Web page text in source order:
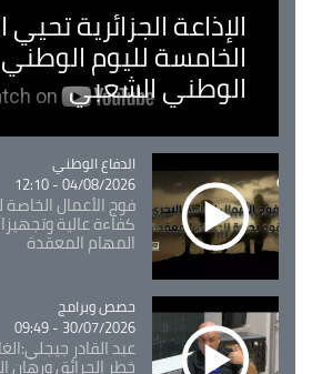
الإذاعة الجزائرية تحيي
الخامسة لليوم
الوطني الشعبي
Catégorie
الدفاع الوطني
04/08/2026 - 12:10
فوج الأعمال الخاصة
كفاءة عالية
المهام المعقدة
Catégorie
حصص وبرامج
30/07/2026 - 09:49
عبد القادر
خطر الحرائق ورهان